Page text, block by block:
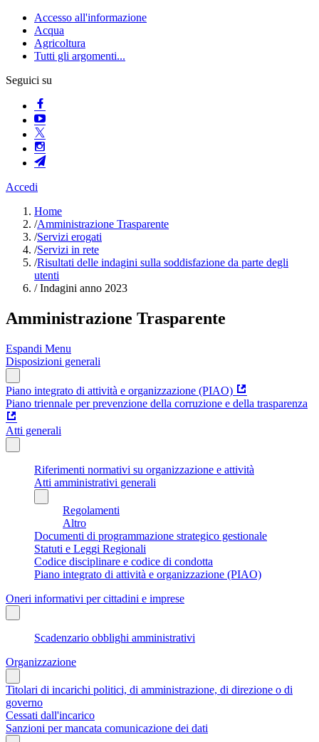
Accesso all'informazione
Acqua
Agricoltura
Tutti gli argomenti...
Seguici su
Accedi
Home
/Amministrazione Trasparente
/Servizi erogati
/Servizi in rete
/Risultati delle indagini sulla soddisfazione da parte degli
utenti
/Indagini anno 2023
Amministrazione Trasparente
Espandi Menu
Disposizioni generali
Piano integrato di attività e organizzazione (PIAO)
Piano triennale per prevenzione della corruzione e della trasparenza
Atti generali
Riferimenti normativi su organizzazione e attività
Atti amministrativi generali
Regolamenti
Altro
Documenti di programmazione strategico gestionale
Statuti e Leggi Regionali
Codice disciplinare e codice di condotta
Piano integrato di attività e organizzazione (PIAO)
Oneri informativi per cittadini e imprese
Scadenzario obblighi amministrativi
Organizzazione
Titolari di incarichi politici, di amministrazione, di direzione o di
governo
Cessati dall'incarico
Sanzioni per mancata comunicazione dei dati